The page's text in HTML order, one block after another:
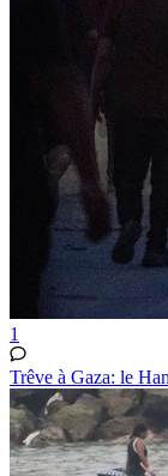
1
Trêve à Gaza: le